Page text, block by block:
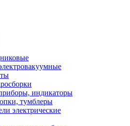
индикаторы
тумблеры
электрические